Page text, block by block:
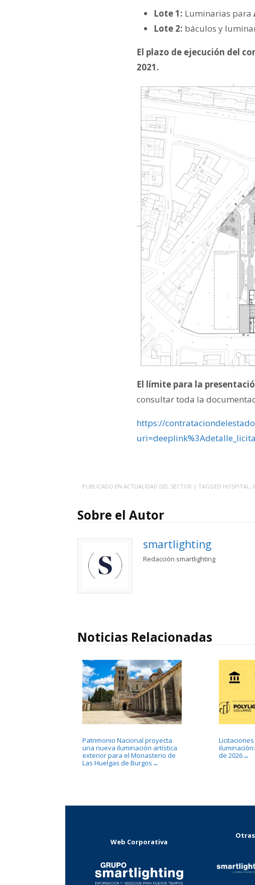
Lote 1: Luminarias para
Lote 2: báculos y
El plazo de ejecución del
2021.
El límite para la
consultar toda la
https://
PUBLICADO EN ACTUALIDAD DEL SECTOR | TAGGED HOSPITAL,
Sobre el Autor
smartlighting
Redacción smartlighting
Noticias Relacionadas
Patrimonio Nacional proyecta
una nueva iluminación artística
exterior para el Monasterio de
Las Huelgas de Burgos →
de 2026→
Web Corporativa